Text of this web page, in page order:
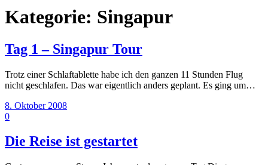
Kategorie: Singapur
Tag 1 – Singapur Tour
Trotz einer Schlaftablette habe ich den ganzen 11 Stunden Flug
nicht geschlafen. Das war eigentlich anders geplant. Es ging um…
8. Oktober 2008
0
Die Reise ist gestartet